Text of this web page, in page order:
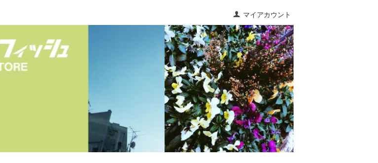
マイアカウント